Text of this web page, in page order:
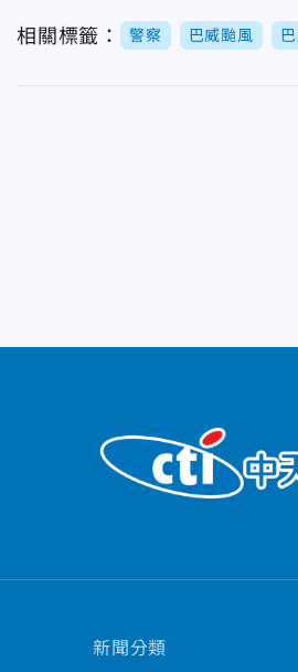
相關標籤： 警察 巴威颱風
新聞分類